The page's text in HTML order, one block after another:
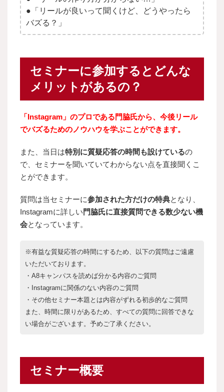
●「リールが良いって聞くけど、どうやったら
バズる？」
セミナーに参加するとどんな
メリットがあるの？
「Instagram」のプロである門脇氏から、今後リール
でバズるためのノウハウを学ぶことができます。
また、当日は特別に質疑応答の時間も設けているの
で、セミナーを聞いていてわからない点を直接聞くこ
とができます。
質問は当セミナーに参加された方だけの特典となり、
Instagramに詳しい門脇氏に直接質問できる数少ない機
会となっています。
※有益な質疑応答の時間にするため、以下の質問はご遠慮
いただいております。
・A8キャンパスを読めば分かる内容のご質問
・Instagramに関係のない内容のご質問
・その他セミナー本題とは内容がずれる初歩的なご質問
また、時間に限りがあるため、すべての質問に回答できな
い場合がございます。予めご了承ください。
セミナー概要